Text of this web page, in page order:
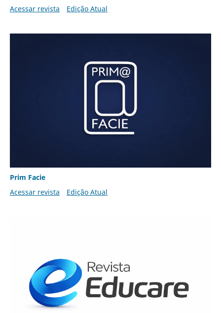
Acessar revista
Edição Atual
Prim Facie
Acessar revista
Edição Atual